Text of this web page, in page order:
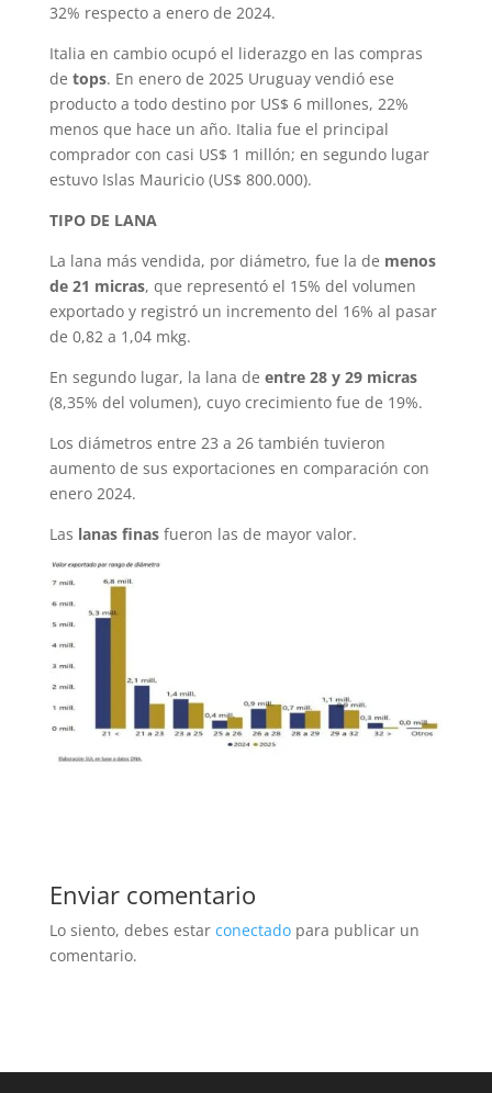
32% respecto a enero de 2024.
Italia en cambio ocupó el liderazgo en las compras
de tops. En enero de 2025 Uruguay vendió ese
producto a todo destino por US$ 6 millones, 22%
menos que hace un año. Italia fue el principal
comprador con casi US$ 1 millón; en segundo lugar
estuvo Islas Mauricio (US$ 800.000).
TIPO DE LANA
La lana más vendida, por diámetro, fue la de menos
de 21 micras, que representó el 15% del volumen
exportado y registró un incremento del 16% al pasar
de 0,82 a 1,04 mkg.
En segundo lugar, la lana de entre 28 y 29 micras
(8,35% del volumen), cuyo crecimiento fue de 19%.
Los diámetros entre 23 a 26 también tuvieron
aumento de sus exportaciones en comparación con
enero 2024.
Las lanas finasfueron las de mayor valor.
Enviar comentario
Lo siento, debes estar conectadopara publicar un
comentario.